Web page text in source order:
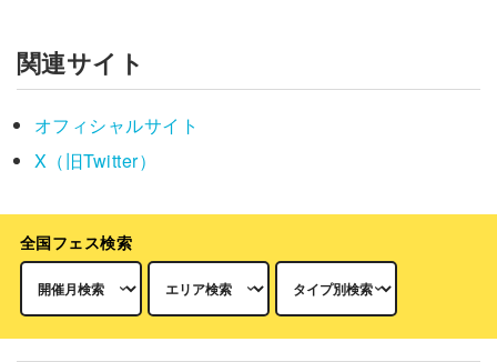
関連サイト
オフィシャルサイト
X（旧Twitter）
全国フェス検索